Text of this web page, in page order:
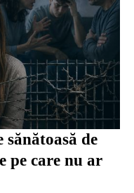
de
pe care nu ar